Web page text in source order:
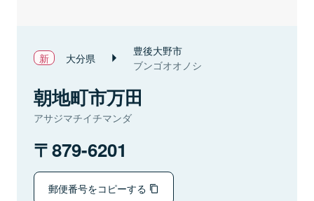
大分県 豊後大野市
ブンゴオオノシ
朝地町市万田
アサジマチイチマンダ
879-6201
郵便番号をコピーする